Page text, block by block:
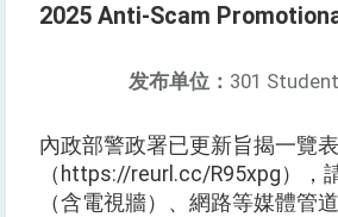
2025 Anti-Scam
发布单位： 301
內政部警政署已更新旨揭一覽
（https://reurl.cc/R95xpg），
（含電視牆）、網路等媒體管